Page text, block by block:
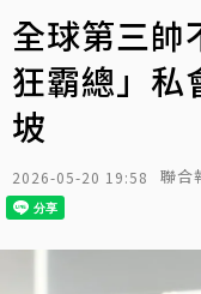
全球第三帥
狂霸總」私
坡
2026-05-20 19:58 聯合